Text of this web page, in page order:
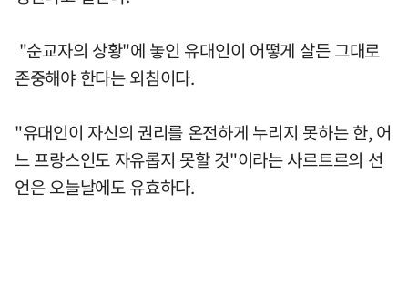
"순교자의 상황"에 놓인 유대인이 어떻게 살든 그대로
존중해야 한다는 외침이다.
"유대인이 자신의 권리를 온전하게 누리지 못하는 한, 어
느 프랑스인도 자유롭지 못할 것"이라는 사르트르의 선
언은 오늘날에도 유효하다.